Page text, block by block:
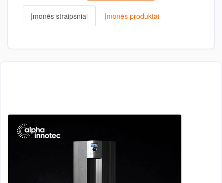
Įmonės straipsniai Įmonės produktai